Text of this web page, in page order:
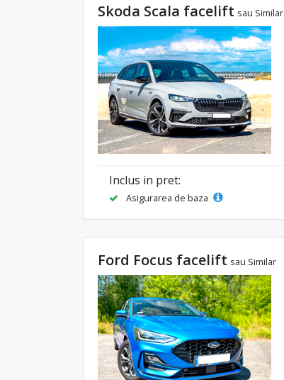
Skoda Scala facelift sau Similar
Inclus in pret:
Asigurarea de baza
Ford Focus facelift sau Similar